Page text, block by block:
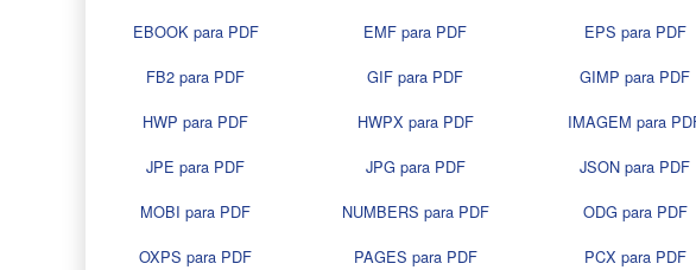
EBOOK para PDF
EMF para PDF EPS para PDF
FB2 para PDF
GIF para PDF GIMP para PDF
HWP para PDF
HWPX para PDF IMAGEM para
JPE para PDF
JPG para PDF JSON para PDF
MOBI para PDF
NUMBERS para PDF ODG para PDF
OXPS para PDF
PAGES para PDF PCX para PDF